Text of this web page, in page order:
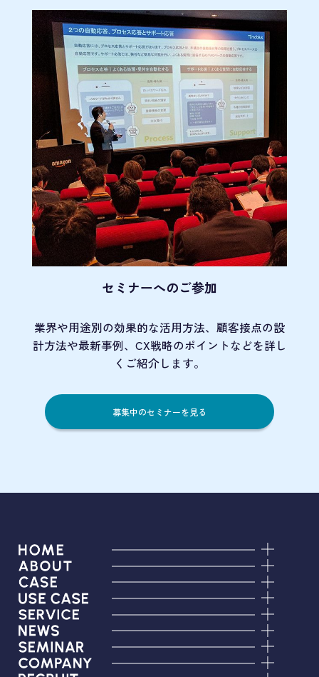
セミナーへのご参加
業界や用途別の効果的な活用方法、顧客接点の設
計方法や最新事例、CX戦略のポイントなどを詳し
くご紹介します。
募集中のセミナーを見る